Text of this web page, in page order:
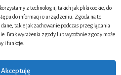
z technologii, takich jak pliki cookie, do
do informacji o urządzeniu. Zgoda na te
takie jak zachowanie podczas przeglądania
Brak wyrażenia zgody lub wycofanie zgody może
i funkcje.
Akceptuję